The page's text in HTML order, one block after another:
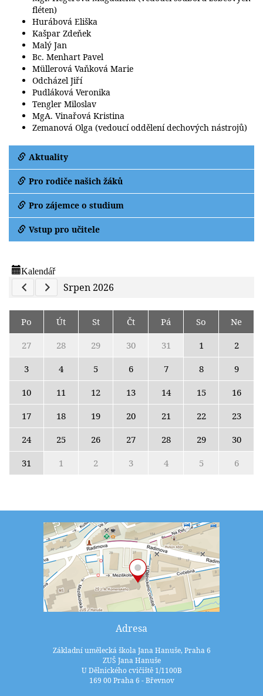
Aktuality
Pro rodiče našich žáků
Pro zájemce o studium
Vstup pro učitele
Kalendář
Previous Calendar
Next Calendar
Srpen 2026
Po Út St Čt Pá So
Ne
27
28 29 30 31 1
2
3
4 5 6 7 8
9
10
11 12 13 14 15
16
17
18 19 20 21 22
23
24
25 26 27 28 29
30
31
1 2 3 4 5 6
fléten)
Hurábová Eliška
Kašpar Zdeňek
Malý Jan
Bc. Menhart Pavel
Müllerová Vaňková Marie
Odcházel Jiří
Pudláková Veronika
Tengler Miloslav
MgA. Vinařová Kristina
Zemanová Olga (vedoucí oddělení dechových nástrojů)
Adresa
Základní umělecká škola Jana Hanuše, Praha 6
ZUŠ Jana Hanuše
U Dělnického cvičiště 1/1100B
169 00 Praha 6 - Břevnov